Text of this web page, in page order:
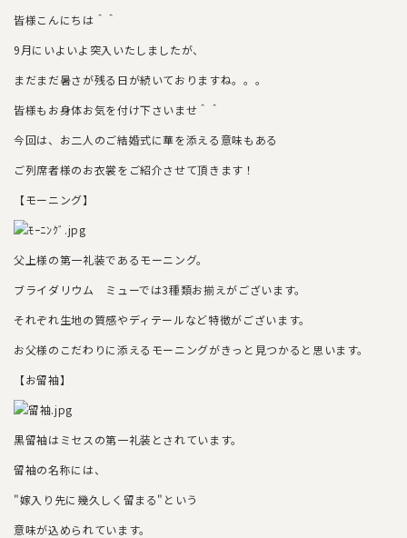
皆様こんにちは＾＾
9月にいよいよ突入いたしましたが、
まだまだ暑さが残る日が続いておりますね。。。
皆様もお身体お気を付け下さいませ＾＾
今回は、お二人のご結婚式に華を添える意味もある
ご列席者様のお衣裳をご紹介させて頂きます！
【モーニング】
父上様の第一礼装であるモーニング。
ブライダリウム ミューでは3種類お揃えがございます。
それぞれ生地の質感やディテールなど特徴がございます。
お父様のこだわりに添えるモーニングがきっと見つかると思います。
【お留袖】
黒留袖はミセスの第一礼装とされています。
留袖の名称には、
"嫁入り先に幾久しく留まる"という
意味が込められています。